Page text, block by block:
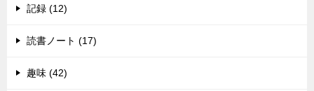
記録 (12)
読書ノート (17)
趣味 (42)